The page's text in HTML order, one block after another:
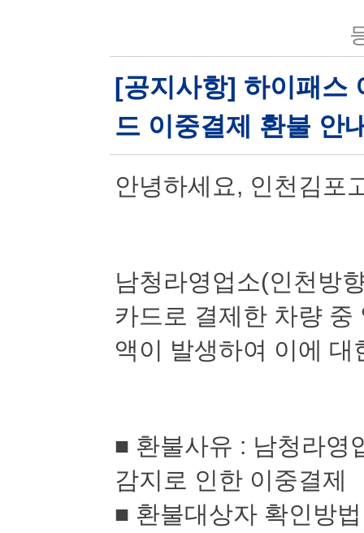
[공지사항] 하이패스
드 이중결제 환불 안
안녕하세요, 인천김포
남청라영업소(인천방
카드로 결제한 차량
액이 발생하여 이에
■ 환불사유 : 남청라영
감지로 인한 이중결제
■ 환불대상자 확인방